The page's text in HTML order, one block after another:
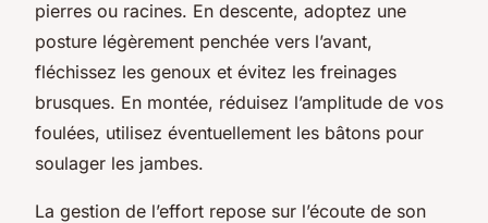
pierres ou racines. En descente, adoptez une
posture légèrement penchée vers l’avant,
fléchissez les genoux et évitez les freinages
brusques. En montée, réduisez l’amplitude de vos
foulées, utilisez éventuellement les bâtons pour
soulager les jambes.
La gestion de l’effort repose sur l’écoute de son